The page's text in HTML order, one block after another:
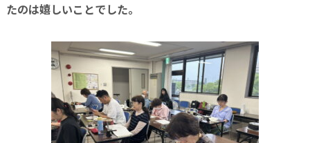
たのは嬉しいことでした。